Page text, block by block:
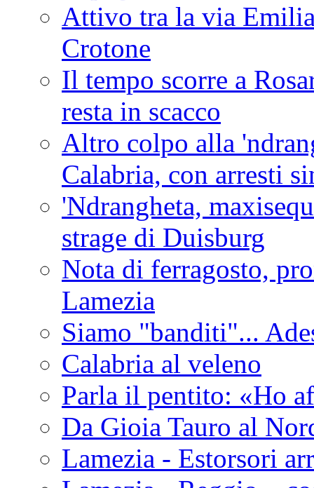
Attivo tra la via
Crotone
Il tempo scorre a
resta in scacco
Altro colpo alla
Calabria, con arresti
'Ndrangheta,
strage di Duisburg
Nota di ferragosto,
Lamezia
Siamo "banditi"...
Calabria al veleno
Parla il pentito: «Ho
Da Gioia Tauro al
Lamezia - Estorsori